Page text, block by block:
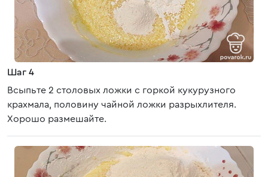
Шаг 4
Всыпьте 2 столовых ложки с горкой кукурузного
крахмала, половину чайной ложки разрыхлителя.
Хорошо размешайте.